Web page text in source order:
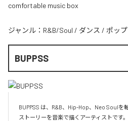
comfortable music box
ジャンル： R&B/Soul / ダンス / ポップ
BUPPSS
BUPPSS は、R&B、Hip-Hop、Neo Soulを
ストーリーを音楽で描くアーティストです。